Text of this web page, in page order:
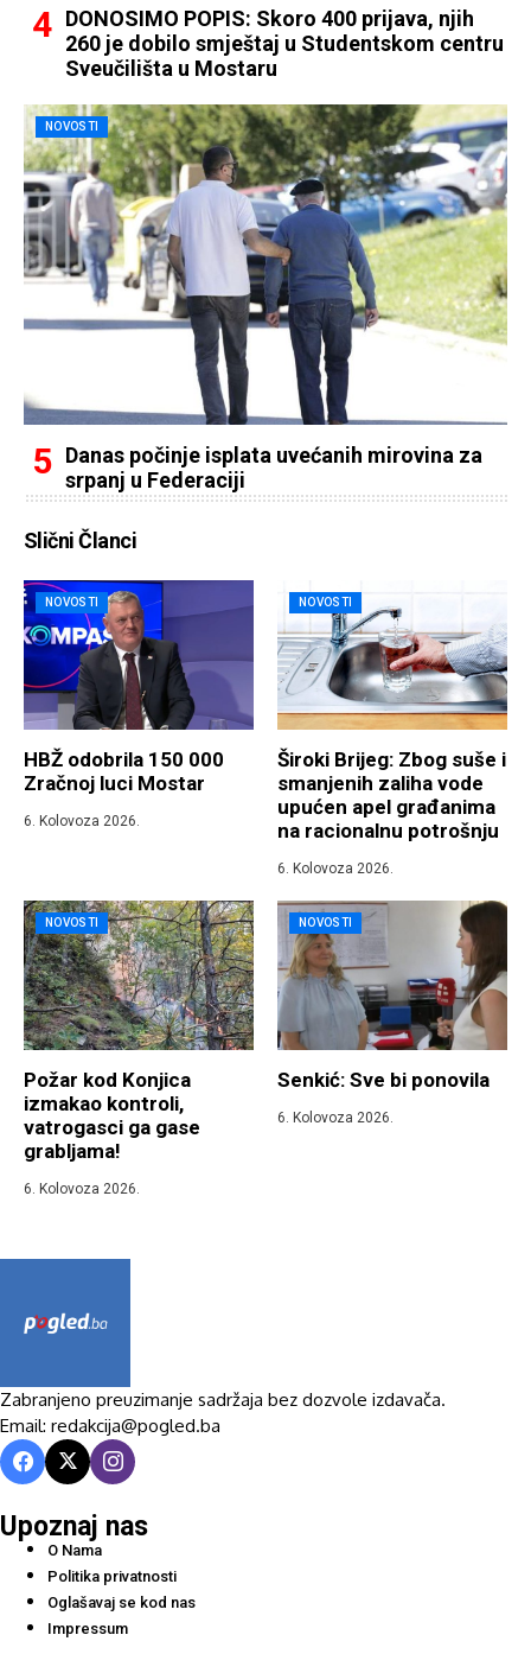
DONOSIMO POPIS: Skoro 400 prijava, njih
260 je dobilo smještaj u Studentskom centru
Sveučilišta u Mostaru
NOVOSTI
Danas počinje isplata uvećanih mirovina za
srpanj u Federaciji
Slični Članci
NOVOSTI
HBŽ odobrila 150 000
Zračnoj luci Mostar
6. Kolovoza 2026.
NOVOSTI
Široki Brijeg: Zbog suše i
smanjenih zaliha vode
upućen apel građanima
na racionalnu potrošnju
6. Kolovoza 2026.
NOVOSTI
Požar kod Konjica
izmakao kontroli,
vatrogasci ga gase
grabljama!
6. Kolovoza 2026.
NOVOSTI
Senkić: Sve bi ponovila
6. Kolovoza 2026.
Zabranjeno preuzimanje sadržaja bez dozvole izdavača.
Email: redakcija@pogled.ba
Upoznaj nas
O Nama
Politika privatnosti
Oglašavaj se kod nas
Impressum